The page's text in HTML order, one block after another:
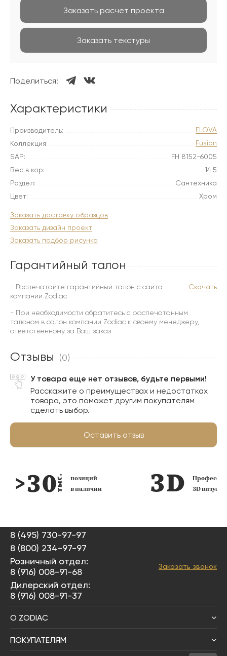
Заказать расчет проекта
Заказать текстуры
Поделиться:
Характеристики
Производитель:
FLOVA
Коллекция:
Fusion
SAP:
FH 8152-6005
Вес в кор:
14.5
Раздел:
Сантехника
Цвет:
Хром
Заказать доставку образцов
Заказать дизайн проект
Заказать подбор рисунка
Гарантийный талон
- Распечатайте гарантийный талон с сайта
компании Zodiac
Скачать
- При необходимости обратитесь с распечатанным
талоном в салон компании Zodiac к своему менеджеру,
ответственному за Ваш заказ
Отзывы (0)
У товара еще нет отзывов, будьте первыми!
Расскажите о преимуществах и недостатках
товара, это поможет другим покупателям
сделать выбор.
Оставить отзыв
позиций
в наличии
3D
8 (495) 730-97-97
8 (800) 234-97-97
Розничный отдел:
8 (916) 008-91-68
Дилерский отдел:
8 (916) 008-91-37
Заказать звонок
О ZODIAC
ПОКУПАТЕЛЯМ